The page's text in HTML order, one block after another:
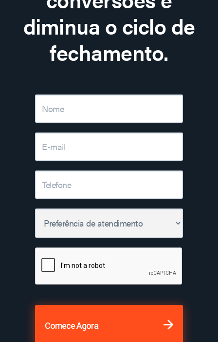
diminua o ciclo de
fechamento.
Comece Agora